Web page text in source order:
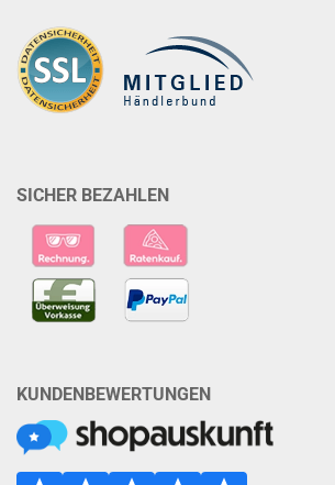
SICHER BEZAHLEN
KUNDENBEWERTUNGEN